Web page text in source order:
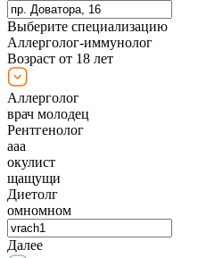
Выберите специализацию
Аллерголог-иммунолог
Возраст от 18 лет
Аллерголог
врач молодец
Рентгенолог
ааа
окулист
щащущи
Диетолг
омномном
Далее